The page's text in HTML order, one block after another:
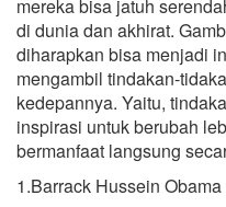
mereka bisa jatuh
di dunia dan akhirat.
diharapkan bisa menjadi
mengambil tindakan-
kedepannya. Yaitu,
inspirasi untuk berubah
bermanfaat langsung
1.Barrack Hussein Obama